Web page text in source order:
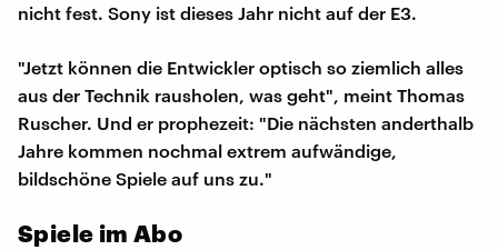
nicht fest. Sony ist dieses Jahr nicht auf der E3.
"Jetzt können die Entwickler optisch so ziemlich alles
aus der Technik rausholen, was geht", meint Thomas
Ruscher. Und er prophezeit: "Die nächsten anderthalb
Jahre kommen nochmal extrem aufwändige,
bildschöne Spiele auf uns zu."
Spiele im Abo